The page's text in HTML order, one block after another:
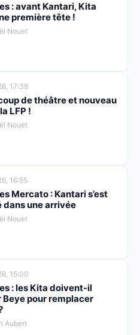
: avant Kantari, Kita
première tête !
Nouet
17:38
de théâtre et nouveau
LFP !
Nouet
16:55
Mercato : Kantari s’est
dans une arrivée
Nouet
15:00
: les Kita doivent-il
pour remplacer
Aubert